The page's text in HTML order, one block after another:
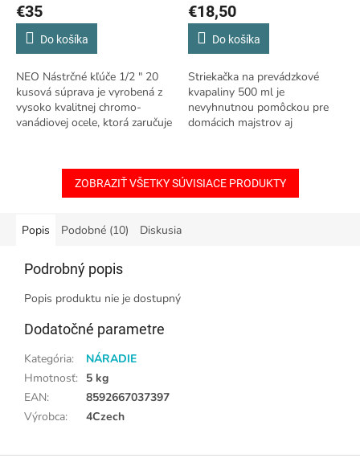
€35
Do košíka
NEO Nástrčné kľúče 1/2 " 20
kusová súprava je vyrobená z
vysoko kvalitnej chromo-
vanádiovej ocele, ktorá zaručuje
€18,50
Do košíka
Striekačka na prevádzkové
kvapaliny 500 ml je
nevyhnutnou pomôckou pre
domácich majstrov aj
materiálu PP + PVC, zaisťuje...
ZOBRAZIŤ VŠETKY SÚVISIACE PRODUKTY
Popis Podobné (10) Diskusia
Podrobný popis
Popis produktu nie je dostupný
Dodatočné parametre
Kategória:
NÁRADIE
Hmotnosť: 5 kg
EAN:
8592667037397
Výrobca: 4Czech